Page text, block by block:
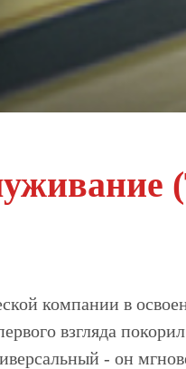
компании в
взгляда
- он